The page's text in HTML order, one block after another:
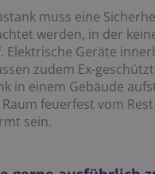
muss eine
werden, in der
Elektrische Geräte
zudem Ex-
in einem Gebäude
feuerfest vom
sein.